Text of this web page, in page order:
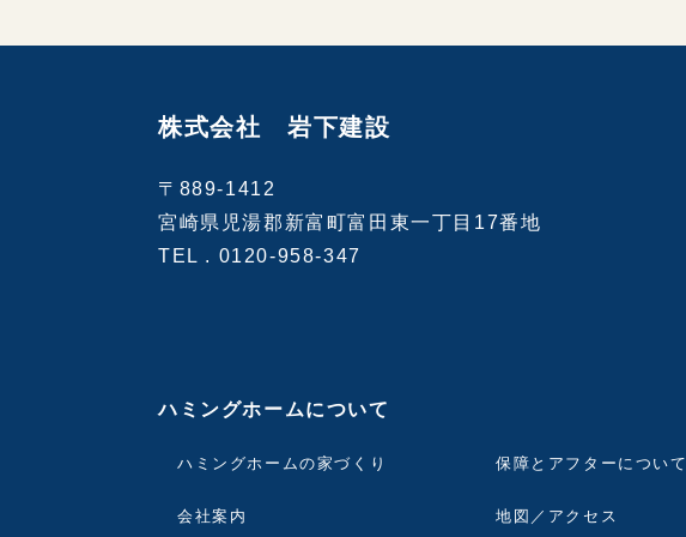
株式会社 岩下建設
〒889-1412
宮崎県児湯郡新富町富田東一丁目17番地
TEL . 0120-958-347
ハミングホームについて
ハミングホームの家づくり 保障とアフターについて
会社案内 地図／アクセス